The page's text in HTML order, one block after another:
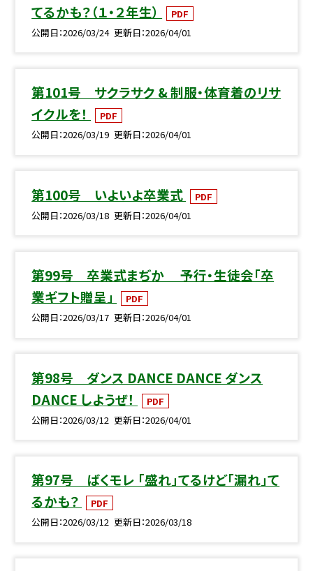
てるかも？（１・２年生）
PDF
公開日 2026/03/24 更新日 2026/04/01
第101号 サクラサク & 制服・体育着のリサ
イクルを！
PDF
公開日 2026/03/19 更新日 2026/04/01
第100号 いよいよ卒業式
PDF
公開日 2026/03/18 更新日 2026/04/01
第99号 卒業式まぢか ＿予行・生徒会「卒
業ギフト贈呈」
PDF
公開日 2026/03/17 更新日 2026/04/01
第98号 ダンス DANCE DANCE ダンス
DANCE しようぜ！
PDF
公開日 2026/03/12 更新日 2026/04/01
第97号 ばくモレ 「盛れ」てるけど「漏れ」て
るかも？
PDF
公開日 2026/03/12 更新日 2026/03/18